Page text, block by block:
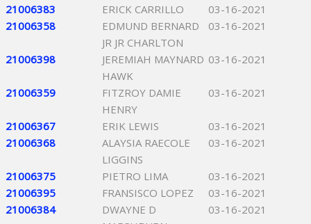
21006383 ERICK CARRILLO
03-16-2021
21006358
EDMUND BERNARD
JR JR CHARLTON
03-16-2021
21006398
JEREMIAH MAYNARD
HAWK
03-16-2021
21006359
FITZROY DAMIE
HENRY
03-16-2021
21006367 ERIK LEWIS
03-16-2021
21006368
ALAYSIA RAECOLE
LIGGINS
03-16-2021
21006375 PIETRO LIMA
03-16-2021
21006395
FRANSISCO LOPEZ
03-16-2021
21006384
DWAYNE D
03-16-2021